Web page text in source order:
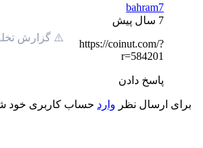
bahram7
7 سال پیش
⚠️ گزارش
https://coinut.com/?
r=584201
پاسخ دادن
برای ارسال نظر وارد حساب کاربری خود